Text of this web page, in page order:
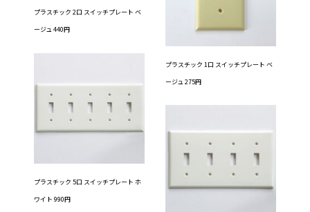
プラスチック 2口 スイッチプレート ベ
ージュ 440円
プラスチック 1口 スイッチプレート ベ
ージュ 275円
プラスチック 5口 スイッチプレート ホ
ワイト 990円